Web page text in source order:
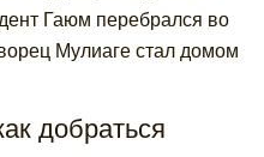
Гаюм перебрался во
Мулиаге стал домом
добраться